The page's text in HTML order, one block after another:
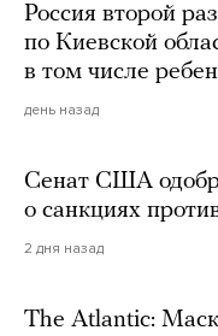
Россия второй
по Киевской
в том числе
день назад
Сенат США
о санкциях
2 дня назад
The Atlantic: